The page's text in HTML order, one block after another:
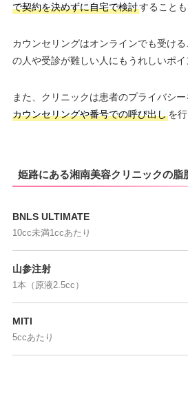
で契約を決めずに自宅で検討すること
カウンセリングはオンラインでも受け
の人や受診が難しい人にもうれしいポイ
また、クリニックは患者のプライバシー
カウンセリングや番号での呼び出しを
姫路にある湘南美容クリニックの脂
BNLS ULTIMATE
10cc未満1ccあたり
山参注射
1本（原液2.5cc）
MITI
5ccあたり